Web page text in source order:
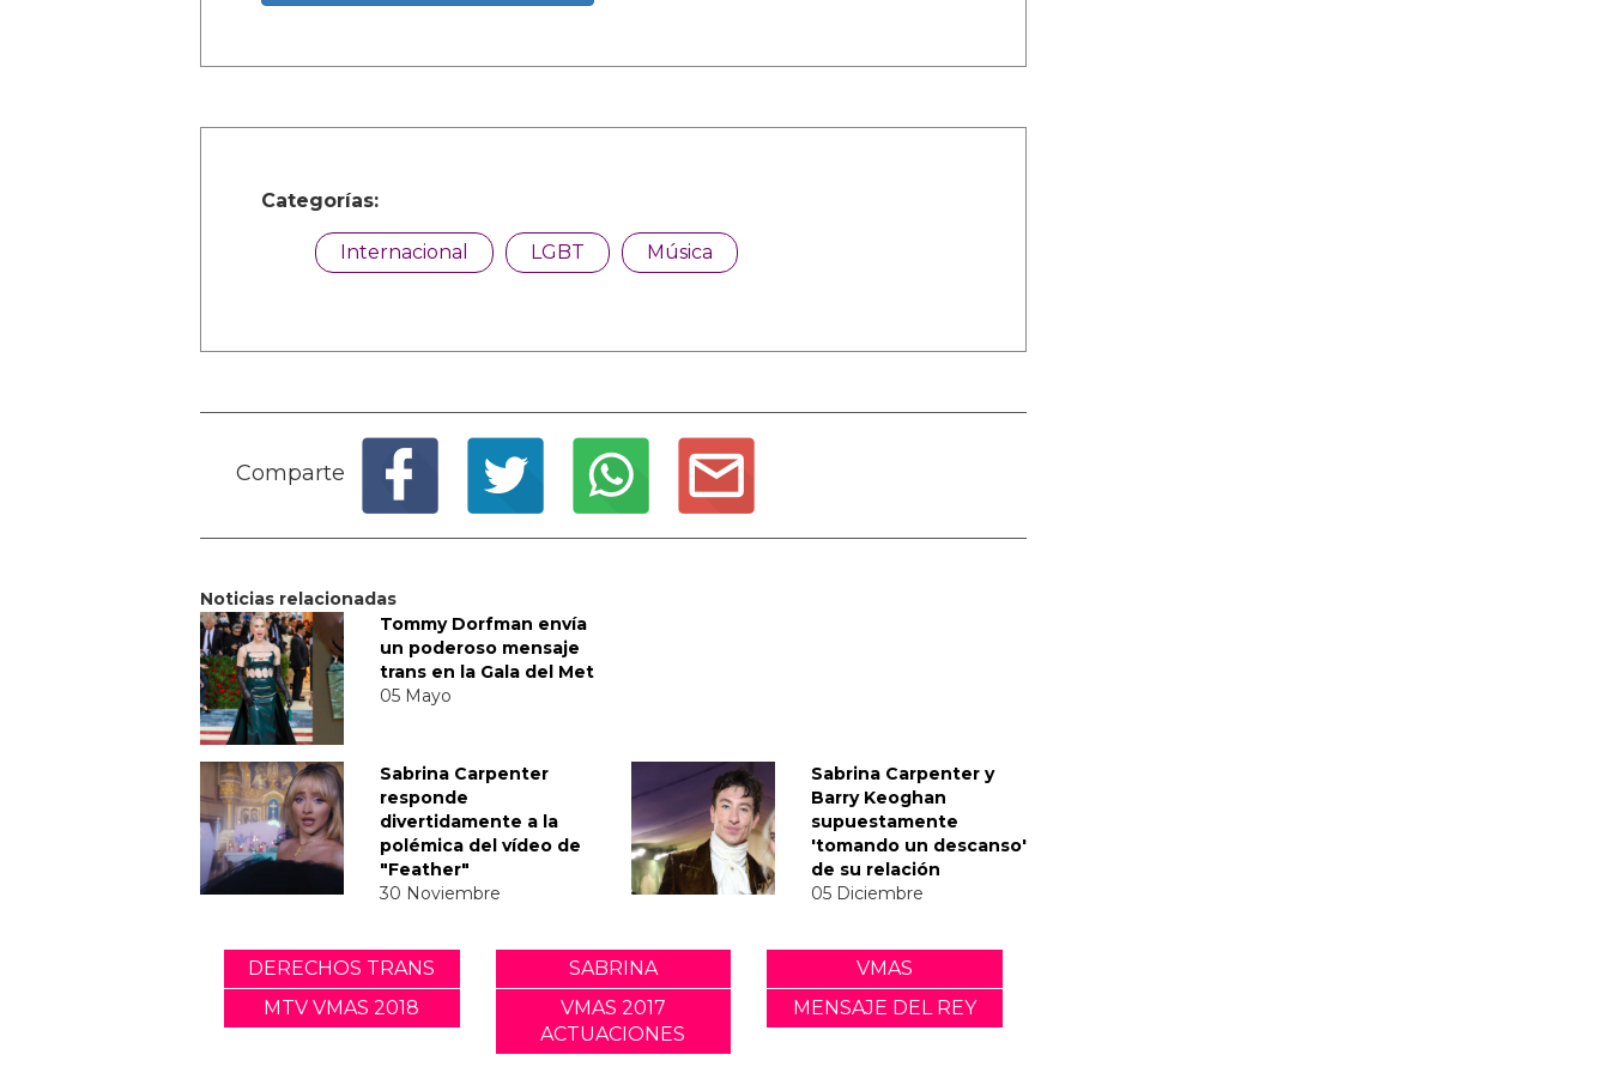
Categorías:
Internacional LGBT Música
Comparte
Noticias relacionadas
Tommy Dorfman envía
un poderoso mensaje
trans en la Gala del Met
05 Mayo
Sabrina Carpenter
responde
divertidamente a la
polémica del vídeo de
"Feather"
30 Noviembre
Sabrina Carpenter y
Barry Keoghan
supuestamente
'tomando un descanso'
de su relación
05 Diciembre
DERECHOS TRANS SABRINA
VMAS
MTV VMAS 2018
VMAS 2017
ACTUACIONES
MENSAJE DEL REY